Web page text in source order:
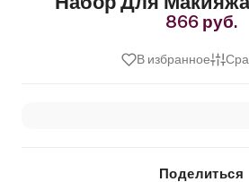
866 руб.
В избранное
Поделиться